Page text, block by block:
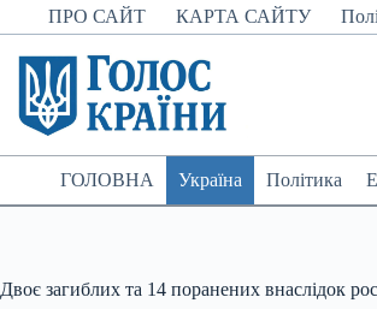
Перейти
до
вмісту
ПРО САЙТ КАРТА САЙТУ
ГОЛОВНА Україна Політика
Двоє загиблих та 14 поранених внаслідок